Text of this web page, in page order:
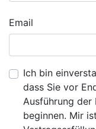
Email
Ich bin
dass Sie vor
Ausführung der
beginnen. Mir